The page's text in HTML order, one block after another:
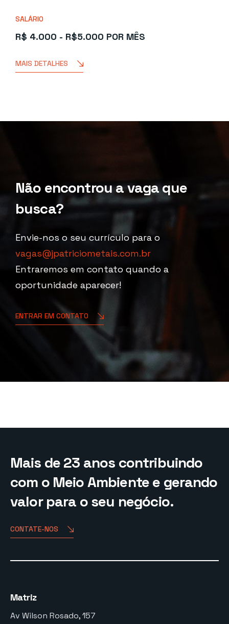
SALÁRIO
R$ 4.000 - R$5.000 POR MÊS
MAIS DETALHES
Não encontrou a vaga que
busca?
Envie-nos o seu currículo para o
vagas@jpatriciometais.com.br
Entraremos em contato quando a
oportunidade aparecer!
ENTRAR EM CONTATO
Mais de 23 anos contribuindo
com o Meio Ambiente e gerando
valor para o seu negócio.
CONTATE-NOS
Matriz
Av Wilson Rosado, 157